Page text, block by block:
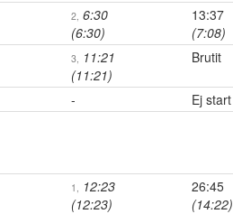
2, 6:30
(6:30)
13:37
(7:08)
3, 11:21
(11:21)
Brutit
- Ej start
1, 12:23
(12:23)
26:45
(14:22)